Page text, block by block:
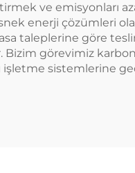
ve emisyonları
enerji çözümleri
taleplerine göre
Bizim görevimiz
sistemlerine